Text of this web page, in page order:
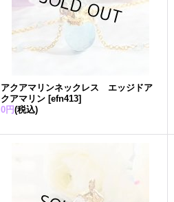
アクアマリンネックレス エッジドア
クアマリン [efn413]
0円(税込)